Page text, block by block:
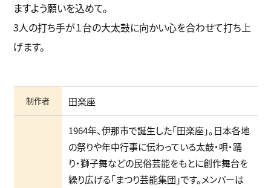
ますよう願いを込めて。
3人の打ち手が１台の大太鼓に向かい心を合わせて打ち上
げます。
制作者 田楽座
1964年、伊那市で誕生した「田楽座」。日本各地
の祭りや年中行事に伝わっている太鼓・唄・踊
り・獅子舞などの民俗芸能をもとに創作舞台を
繰り広げる「まつり芸能集団」です。メンバーは